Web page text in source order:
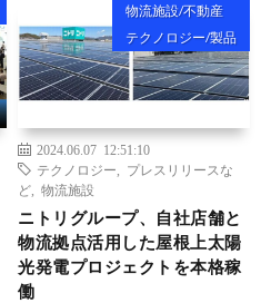
物流施設/不動産
テクノロジー/製品
2024.06.07 12:51:10
テクノロジー
プレスリリースな
ど
物流施設
ニトリグループ、自社店舗と
物流拠点活用した屋根上太陽
光発電プロジェクトを本格稼
働